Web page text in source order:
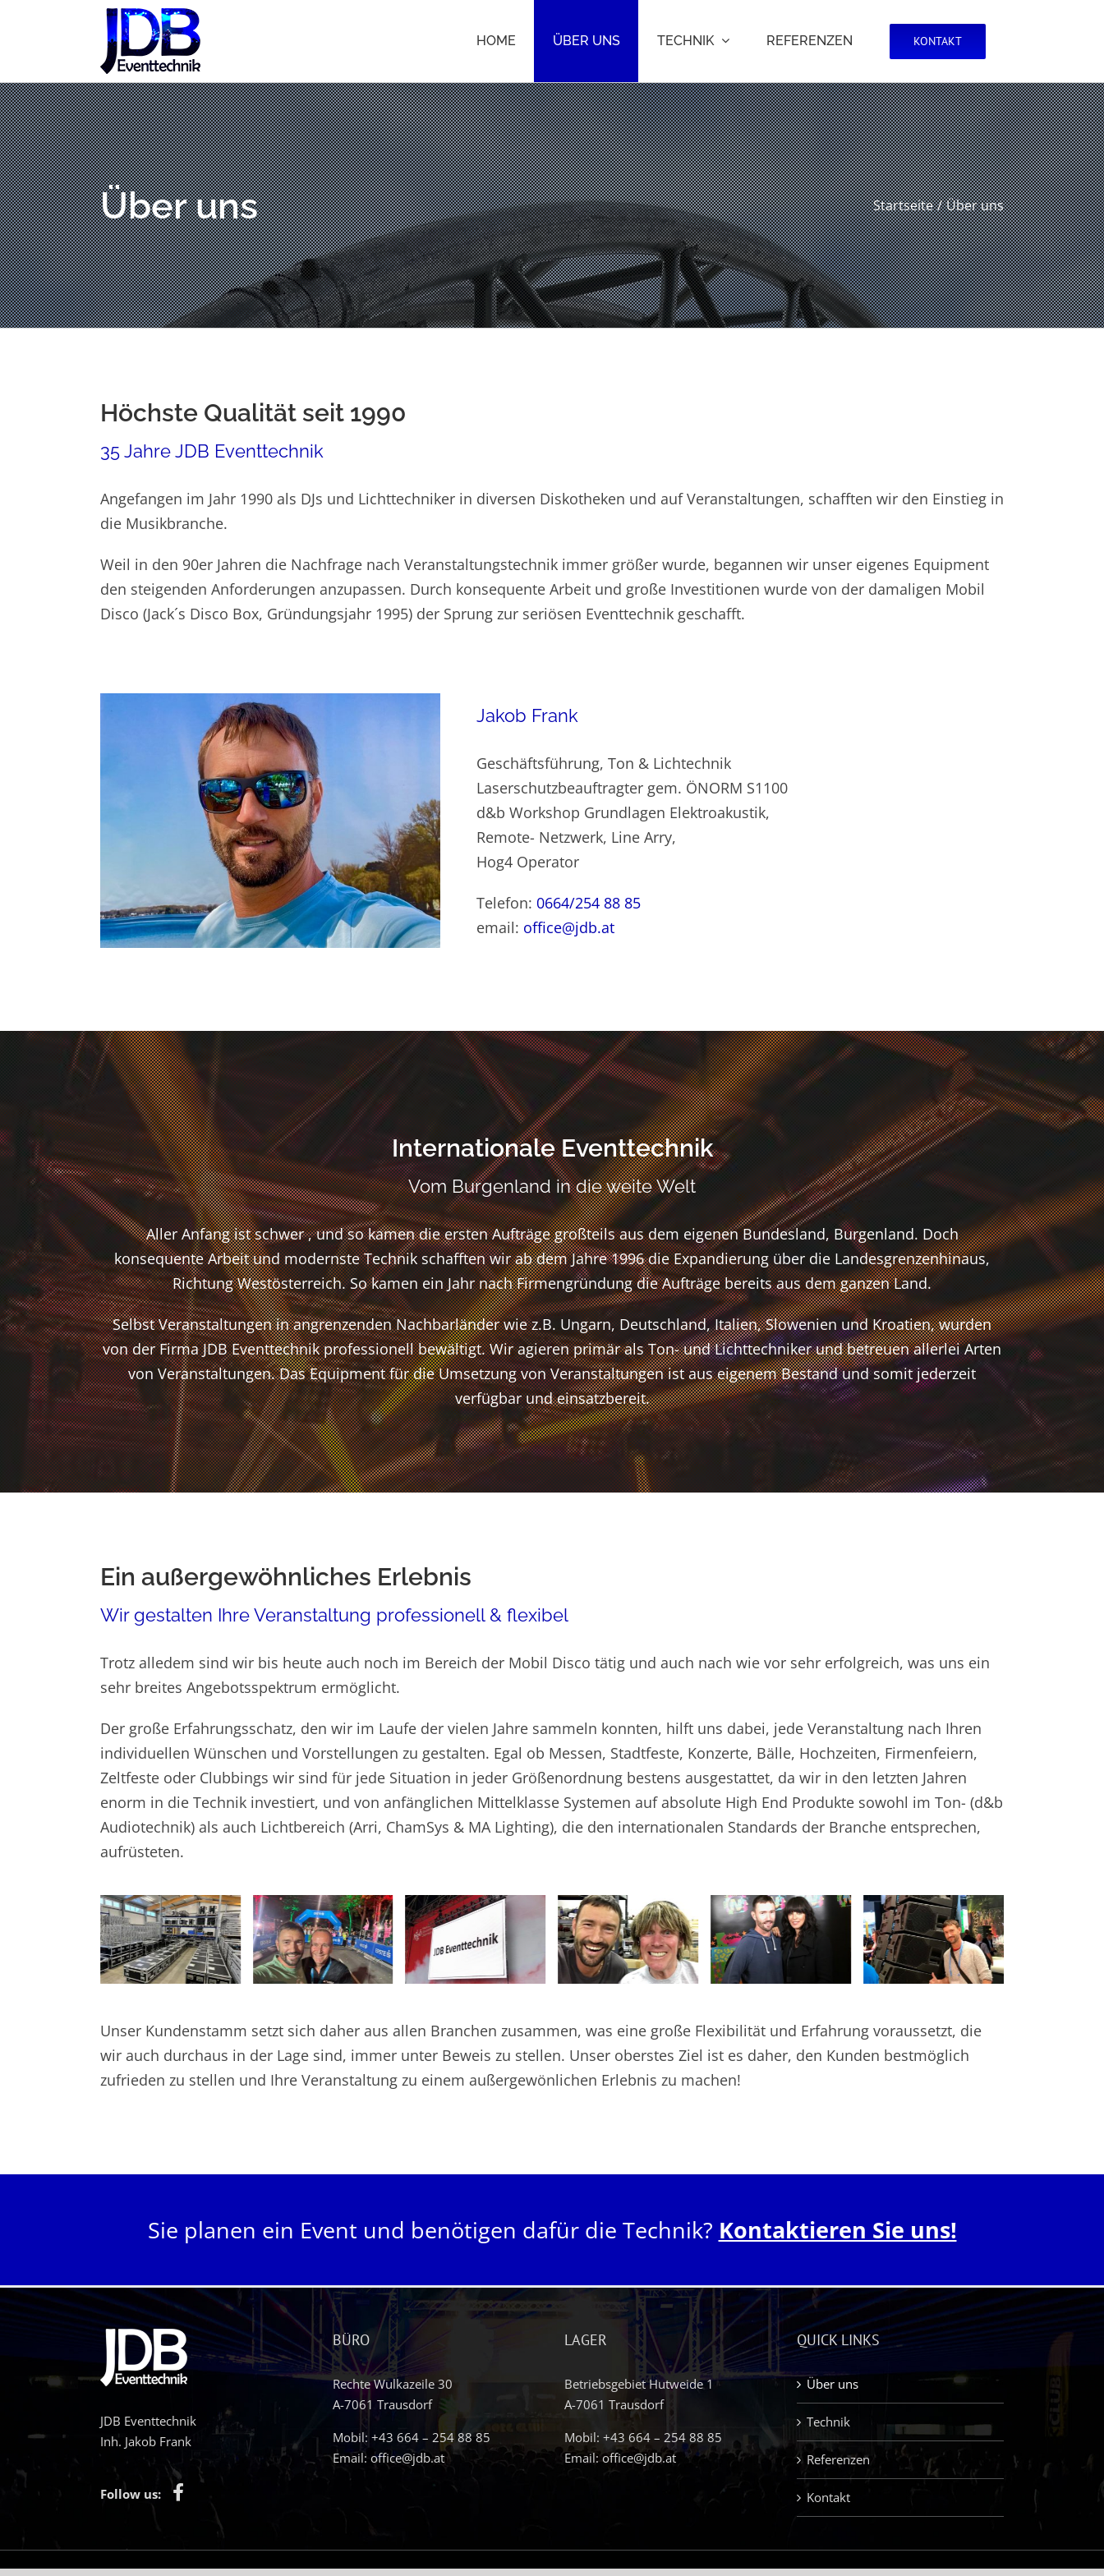
HOME ÜBER UNS TECHNIK REFERENZEN KONTAKT
Über uns Startseite Über uns
Höchste Qualität seit 1990
35 Jahre JDB Eventtechnik
Angefangen im Jahr 1990 als DJs und Lichttechniker in diversen Diskotheken und auf Veranstaltungen, schafften wir den Einstieg in
die Musikbranche.
Weil in den 90er Jahren die Nachfrage nach Veranstaltungstechnik immer größer wurde, begannen wir unser eigenes Equipment
den steigenden Anforderungen anzupassen. Durch konsequente Arbeit und große Investitionen wurde von der damaligen Mobil
Disco (Jack´s Disco Box, Gründungsjahr 1995) der Sprung zur seriösen Eventtechnik geschafft.
Jakob Frank
Geschäftsführung, Ton & Lichtechnik
Laserschutzbeauftragter gem. ÖNORM S1100
d&b Workshop Grundlagen Elektroakustik,
Remote- Netzwerk, Line Arry,
Hog4 Operator
Telefon: 0664/254 88 85
email: office@jdb.at
Internationale Eventtechnik
Vom Burgenland in die weite Welt
Aller Anfang ist schwer , und so kamen die ersten Aufträge großteils aus dem eigenen Bundesland, Burgenland. Doch
konsequente Arbeit und modernste Technik schafften wir ab dem Jahre 1996 die Expandierung über die Landesgrenzenhinaus,
Richtung Westösterreich. So kamen ein Jahr nach Firmengründung die Aufträge bereits aus dem ganzen Land.
Selbst Veranstaltungen in angrenzenden Nachbarländer wie z.B. Ungarn, Deutschland, Italien, Slowenien und Kroatien, wurden
von der Firma JDB Eventtechnik professionell bewältigt. Wir agieren primär als Ton- und Lichttechniker und betreuen allerlei Arten
von Veranstaltungen. Das Equipment für die Umsetzung von Veranstaltungen ist aus eigenem Bestand und somit jederzeit
verfügbar und einsatzbereit.
Ein außergewöhnliches Erlebnis
Wir gestalten Ihre Veranstaltung professionell & flexibel
Trotz alledem sind wir bis heute auch noch im Bereich der Mobil Disco tätig und auch nach wie vor sehr erfolgreich, was uns ein
sehr breites Angebotsspektrum ermöglicht.
Der große Erfahrungsschatz, den wir im Laufe der vielen Jahre sammeln konnten, hilft uns dabei, jede Veranstaltung nach Ihren
individuellen Wünschen und Vorstellungen zu gestalten. Egal ob Messen, Stadtfeste, Konzerte, Bälle, Hochzeiten, Firmenfeiern,
Zeltfeste oder Clubbings wir sind für jede Situation in jeder Größenordnung bestens ausgestattet, da wir in den letzten Jahren
enorm in die Technik investiert, und von anfänglichen Mittelklasse Systemen auf absolute High End Produkte sowohl im Ton- (d&b
Audiotechnik) als auch Lichtbereich (Arri, ChamSys & MA Lighting), die den internationalen Standards der Branche entsprechen,
aufrüsteten.
Unser Kundenstamm setzt sich daher aus allen Branchen zusammen, was eine große Flexibilität und Erfahrung voraussetzt, die
wir auch durchaus in der Lage sind, immer unter Beweis zu stellen. Unser oberstes Ziel ist es daher, den Kunden bestmöglich
zufrieden zu stellen und Ihre Veranstaltung zu einem außergewönlichen Erlebnis zu machen!
Sie planen ein Event und benötigen dafür die Technik? Kontaktieren Sie uns!
JDB Eventtechnik
Inh. Jakob Frank
Follow us:
BÜRO
Rechte Wulkazeile 30
A-7061 Trausdorf
Mobil: +43 664 – 254 88 85
Email: office@jdb.at
LAGER
Betriebsgebiet Hutweide 1
A-7061 Trausdorf
Mobil: +43 664 – 254 88 85
Email:office@jdb.at
QUICK LINKS
Über uns
Technik
Referenzen
Kontakt